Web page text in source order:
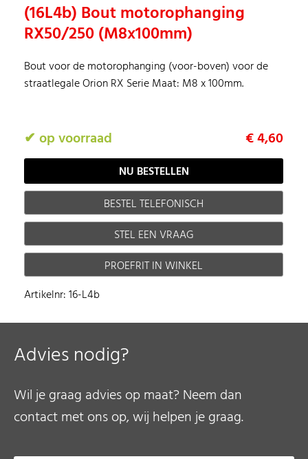
(16L4b) Bout motorophanging
RX50/250 (M8x100mm)
Bout voor de motorophanging (voor-boven) voor de
straatlegale Orion RX Serie Maat: M8 x 100mm.
✔ op voorraad € 4,60
BESTEL TELEFONISCH
STEL EEN VRAAG
PROEFRIT IN WINKEL
Artikelnr: 16-L4b
Advies nodig?
Wil je graag advies op maat? Neem dan
contact met ons op, wij helpen je graag.